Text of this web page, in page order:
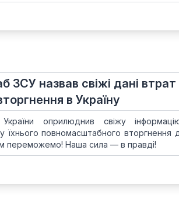
ЗСУ назвав свіжі дані втрат
в Україну
оприлюднив свіжу
їхнього повномасштабного вторгнення
переможемо! Наша сила — в правді!